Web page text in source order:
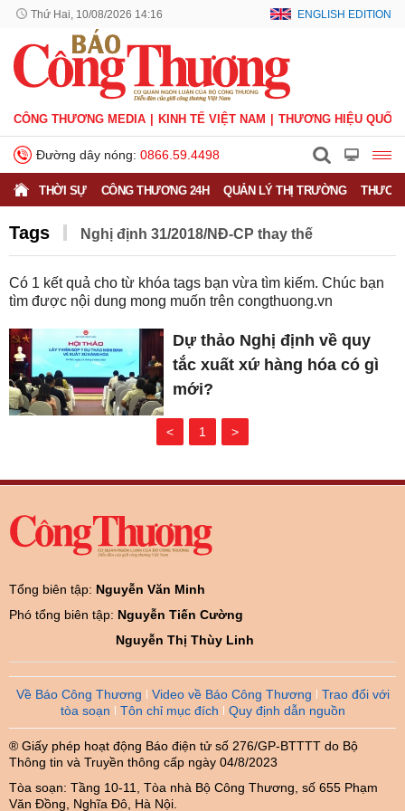
Thứ Hai, 10/08/2026 14:16 ENGLISH EDITION
CÔNG THƯƠNG MEDIA KINH TẾ VIỆT NAM THƯƠNG HIỆU QUỐC
Đường dây nóng: 0866.59.4498
THỜI SỰ CÔNG THƯƠNG 24H QUẢN LÝ THỊ TRƯỜNG
Tags Nghị định 31/2018/NĐ-CP thay thế
Có 1 kết quả cho từ khóa tags bạn vừa tìm kiếm. Chúc bạn
tìm được nội dung mong muốn trên congthuong.vn
Dự thảo Nghị định về quy
tắc xuất xứ hàng hóa có gì
mới?
< 1 >
Tổng biên tập: Nguyễn Văn Minh
Phó tổng biên tập: Nguyễn Tiến Cường
Nguyễn Thị Thùy Linh
Về Báo Công Thương Video về Báo Công Thương
Trao đổi với
tòa soạn
Tôn chỉ mục đích Quy định dẫn nguồn
® Giấy phép hoạt động Báo điện tử số 276/GP-BTTTT do Bộ
Thông tin và Truyền thông cấp ngày 04/8/2023
Tòa soạn: Tầng 10-11, Tòa nhà Bộ Công Thương, số 655 Phạm
Văn Đồng, Nghĩa Đô, Hà Nội.